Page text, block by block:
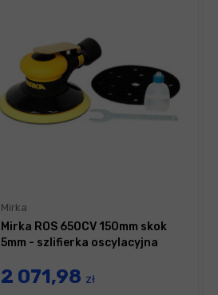
Mirka
Mirka ROS 650CV 150mm skok
5mm - szlifierka oscylacyjna
2 071,98 zł